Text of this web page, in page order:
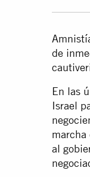
de
En las
Israel
marcha
al